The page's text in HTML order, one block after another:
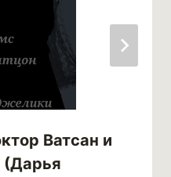
Ватсан и
(Дарья